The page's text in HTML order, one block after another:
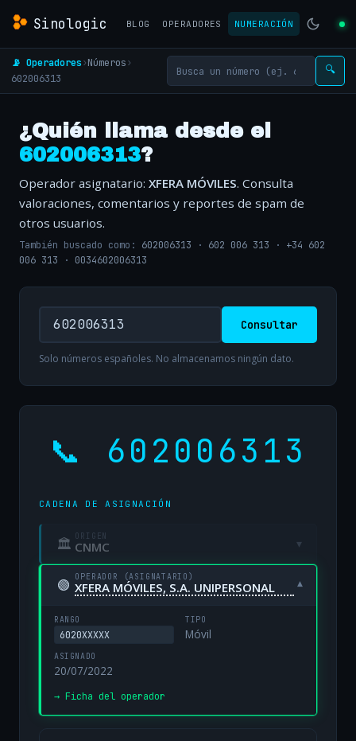
Sinologic BLOG OPERADORES NUMERACIÓN
📡 Operadores›Números›
602006313
🔍
¿Quién llama desde el
602006313?
Operador asignatario: XFERA MÓVILES. Consulta
valoraciones, comentarios y reportes de spam de
otros usuarios.
También buscado como: 602006313 · 602 006 313 · +34 602
006 313 · 0034602006313
Consultar
Solo números españoles. No almacenamos ningún dato.
📞 602006313
CADENA DE ASIGNACIÓN
🏛 ORIGEN
CNMC ▾
🟢 OPERADOR (ASIGNATARIO)
XFERA MÓVILES, S.A. UNIPERSONAL ▾
RANGO
6020XXXXX
TIPO
Móvil
ASIGNADO
20/07/2022
→ Ficha del operador